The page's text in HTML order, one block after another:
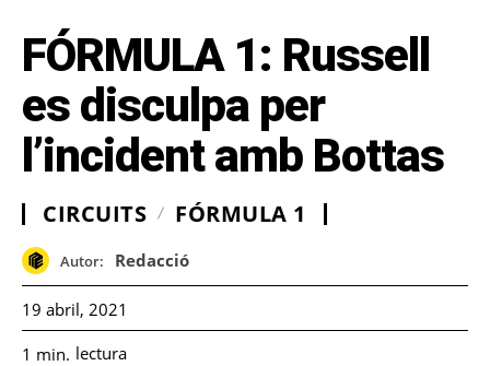
FÓRMULA 1: Russell
es disculpa per
l’incident amb Bottas
CIRCUITS FÓRMULA 1
Autor: Redacció
19 abril, 2021
1 min. lectura